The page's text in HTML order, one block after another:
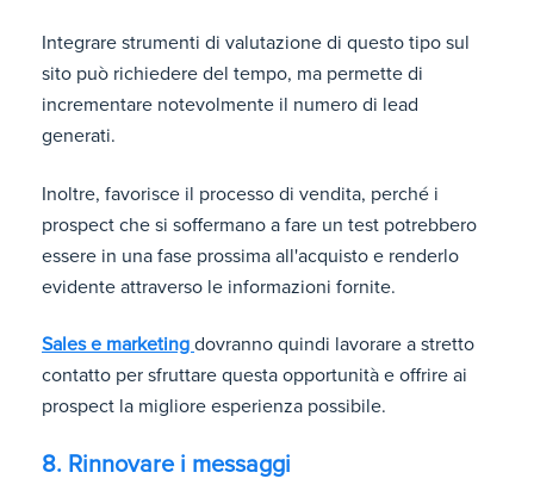
Integrare strumenti di valutazione di questo tipo sul
sito può richiedere del tempo, ma permette di
incrementare notevolmente il numero di lead
generati.
Inoltre, favorisce il processo di vendita, perché i
prospect che si soffermano a fare un test potrebbero
essere in una fase prossima all'acquisto e renderlo
evidente attraverso le informazioni fornite.
Sales e marketing dovranno quindi lavorare a stretto
contatto per sfruttare questa opportunità e offrire ai
prospect la migliore esperienza possibile.
8. Rinnovare i messaggi